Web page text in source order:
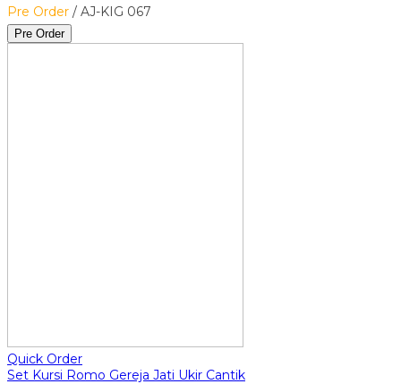
Pre Order / AJ-KIG 067
Pre Order
Quick Order
Set Kursi Romo Gereja Jati Ukir Cantik